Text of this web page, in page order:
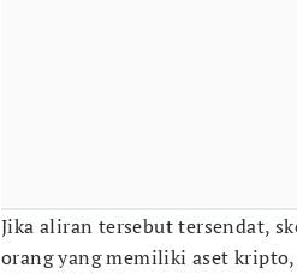
Jika aliran tersebut tersendat,
orang yang memiliki aset